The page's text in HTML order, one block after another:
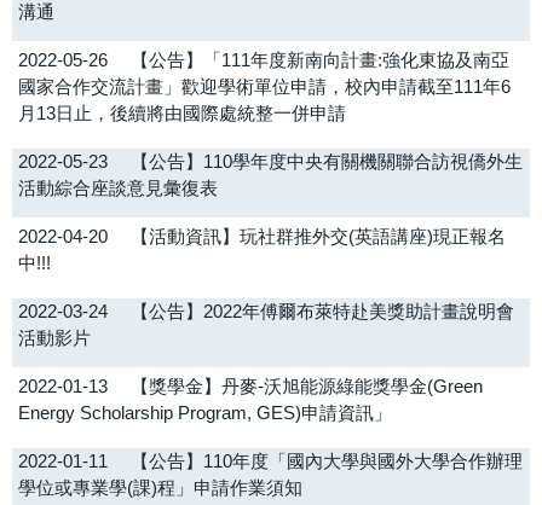
溝通
2022-05-26
【公告】「111年度新南向計畫:強化東協及南亞
國家合作交流計畫」歡迎學術單位申請，校內申請截至111年6
月13日止，後續將由國際處統整一併申請
2022-05-23
【公告】110學年度中央有關機關聯合訪視僑外生
活動綜合座談意見彙復表
2022-04-20
【活動資訊】玩社群推外交(英語講座)現正報名
中!!!
2022-03-24
【公告】2022年傅爾布萊特赴美獎助計畫說明會
活動影片
2022-01-13
【獎學金】丹麥-沃旭能源綠能獎學金(Green
Energy Scholarship Program, GES)申請資訊」
2022-01-11
【公告】110年度「國內大學與國外大學合作辦理
學位或專業學(課)程」申請作業須知